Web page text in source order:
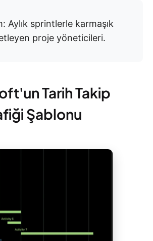
Aylık sprintlerle karmaşık
proje yöneticileri.
Tarih Takip
Şablonu